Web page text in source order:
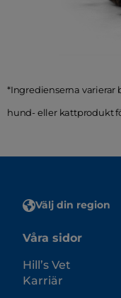
*Ingredienserna varierar
hund- eller kattprodukt
Välj din region
Våra sidor
Hill’s Vet
Karriär